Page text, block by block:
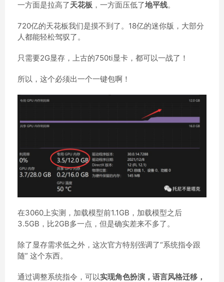
一方面是拉高了天花板 ，一方面压低了地平线。
720亿的天花板我们是摸不到了。18亿的迷你版，大部分
人都能轻松驾驭了。
只需要2G显存，上古的750ti显卡，都可以一战了！
所以，这个必须出一个一键包啊！
在3060上实测，加载模型前1.1GB，加载模型之后
3.5GB，比2GB多一点，但是确实差来不多了。
除了显存需求低之外，这次官方特别强调了“系统指令跟
随” 这个东西。
通过调整系统指令，可以实现角色扮演，语言风格迁移，